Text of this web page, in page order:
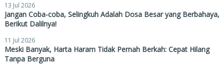
13 Jul 2026
Jangan Coba-coba, Selingkuh Adalah Dosa Besar yang Berbahaya,
Berikut Dalilnya!
11 Jul 2026
Meski Banyak, Harta Haram Tidak Pernah Berkah: Cepat Hilang
Tanpa Berguna